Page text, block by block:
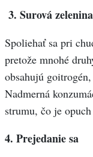
3. Surová zelenina
Spoliehať sa pri
pretože mnohé
obsahujú
Nadmerná
strumu, čo je
4. Prejedanie sa